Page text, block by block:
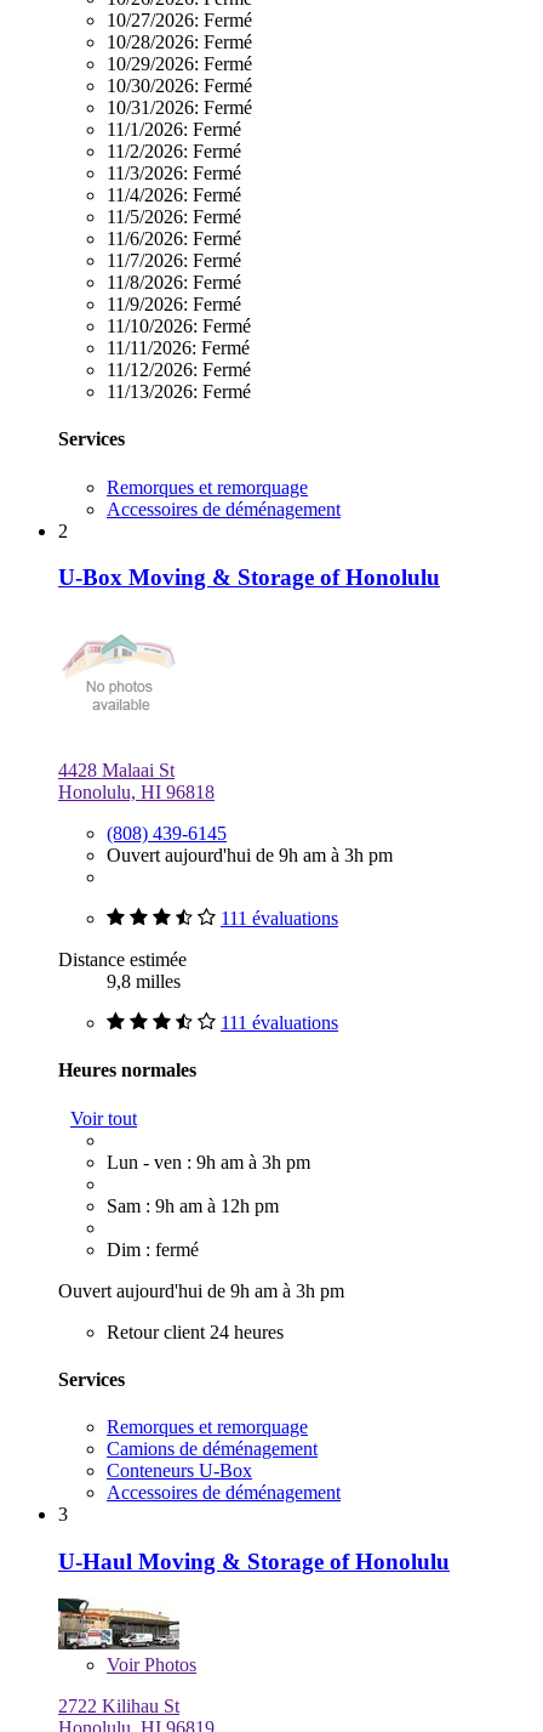
10/27/2026: Fermé
10/28/2026: Fermé
10/29/2026: Fermé
10/30/2026: Fermé
10/31/2026: Fermé
11/1/2026: Fermé
11/2/2026: Fermé
11/3/2026: Fermé
11/4/2026: Fermé
11/5/2026: Fermé
11/6/2026: Fermé
11/7/2026: Fermé
11/8/2026: Fermé
11/9/2026: Fermé
11/10/2026: Fermé
11/11/2026: Fermé
11/12/2026: Fermé
11/13/2026: Fermé
Services
Remorques et remorquage
Accessoires de déménagement
2
U-Box Moving & Storage of Honolulu
4428 Malaai St
Honolulu, HI 96818
(808) 439-6145
Ouvert aujourd'hui de 9h am à 3h pm
111 évaluations
Distance estimée
9,8 milles
111 évaluations
Heures normales
Voir tout
Lun - ven : 9h am à 3h pm
Sam : 9h am à 12h pm
Dim : fermé
Ouvert aujourd'hui de 9h am à 3h pm
Retour client 24 heures
Services
Remorques et remorquage
Camions de déménagement
Conteneurs U-Box
Accessoires de déménagement
3
U-Haul Moving & Storage of Honolulu
VoirPhotos
2722 Kilihau St
Honolulu, HI 96819